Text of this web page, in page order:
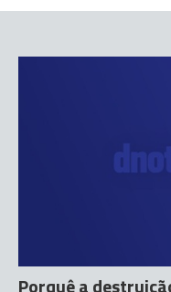
Porquê a